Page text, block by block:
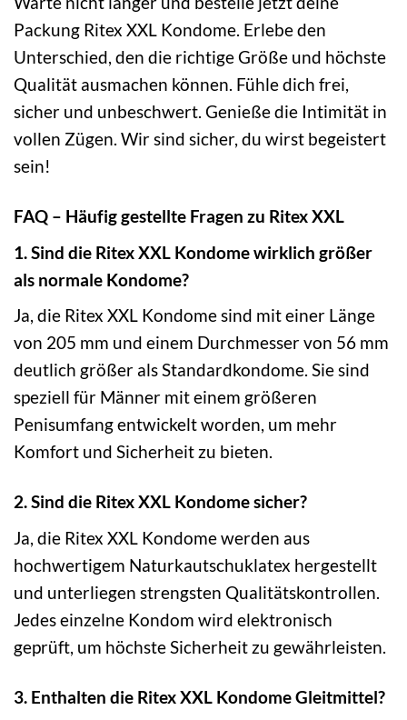
Packung Ritex XXL Kondome. Erlebe den
Unterschied, den die richtige Größe und höchste
Qualität ausmachen können. Fühle dich frei,
sicher und unbeschwert. Genieße die Intimität in
vollen Zügen. Wir sind sicher, du wirst begeistert
sein!
FAQ – Häufig gestellte Fragen zu Ritex XXL
1. Sind die Ritex XXL Kondome wirklich größer
als normale Kondome?
Ja, die Ritex XXL Kondome sind mit einer Länge
von 205 mm und einem Durchmesser von 56 mm
deutlich größer als Standardkondome. Sie sind
speziell für Männer mit einem größeren
Penisumfang entwickelt worden, um mehr
Komfort und Sicherheit zu bieten.
2. Sind die Ritex XXL Kondome sicher?
Ja, die Ritex XXL Kondome werden aus
hochwertigem Naturkautschuklatex hergestellt
und unterliegen strengsten Qualitätskontrollen.
Jedes einzelne Kondom wird elektronisch
geprüft, um höchste Sicherheit zu gewährleisten.
3. Enthalten die Ritex XXL Kondome Gleitmittel?